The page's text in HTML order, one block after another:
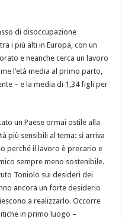
di disoccupazione
i più alti in Europa, con un
e neanche cerca un lavoro
l’età media al primo parto,
– e la media di 1,34 figli per
un Paese ormai ostile alla
più sensibili al tema: si arriva
perché il lavoro è precario e
sempre meno sostenibile.
Toniolo sui desideri dei
ancora un forte desiderio
a realizzarlo. Occorre
in primo luogo –